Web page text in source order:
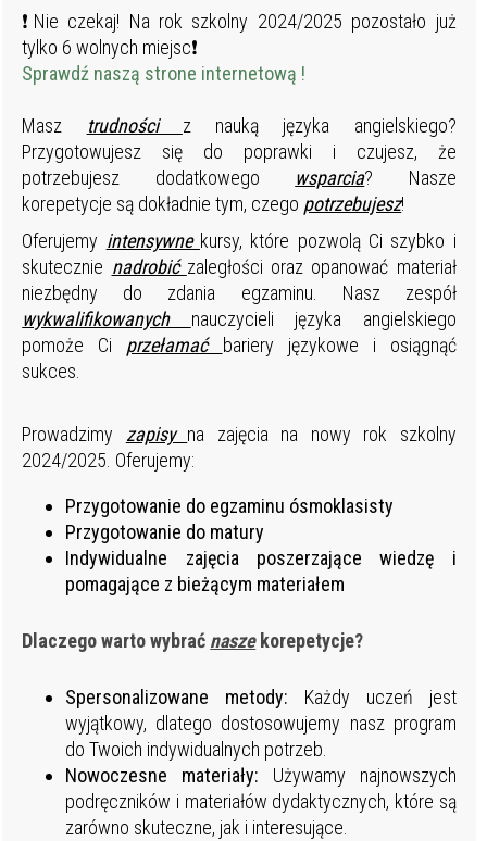
❗Nie czekaj! Na rok szkolny 2024/2025 pozostało już
tylko 6 wolnych miejsc❗
Sprawdź naszą strone internetową !
Masz trudności z nauką języka angielskiego?
Przygotowujesz się do poprawki i czujesz, że
potrzebujesz dodatkowego wsparcia? Nasze
korepetycje są dokładnie tym, czego potrzebujesz!
Oferujemy intensywne kursy, które pozwolą Ci szybko i
skutecznie nadrobić zaległości oraz opanować materiał
niezbędny do zdania egzaminu. Nasz zespół
wykwalifikowanych nauczycieli języka angielskiego
pomoże Ci przełamać
bariery językowe i osiągnąć
sukces.
Prowadzimy zapisy na zajęcia na nowy rok szkolny
2024/2025. Oferujemy:
Przygotowanie do egzaminu ósmoklasisty
Przygotowanie do matury
Indywidualne zajęcia poszerzające wiedzę i
pomagające z bieżącym materiałem
Dlaczego warto wybrać naszekorepetycje?
Spersonalizowane metody: Każdy uczeń jest
wyjątkowy, dlatego dostosowujemy nasz program
do Twoich indywidualnych potrzeb.
Nowoczesne materiały: Używamy najnowszych
podręczników i materiałów dydaktycznych, które są
zarówno skuteczne, jak i interesujące.